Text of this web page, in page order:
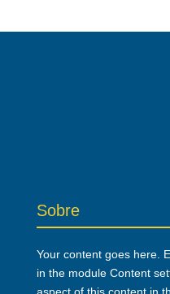
Sobre
Your content goes here.
in the module Content